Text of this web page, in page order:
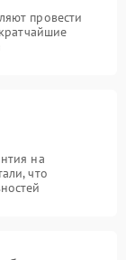
провести
на
что